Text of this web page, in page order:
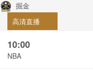
掘金
高清直播
10:00
NBA